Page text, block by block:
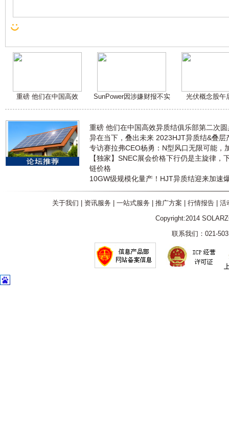
重磅 他们在中国高效 SunPower因涉嫌财报不实 光伏概念股午
重磅 他们在中国高效异质结俱乐部第二次
异在当下，叠出未来 2023HJT异质结&叠层
专访赛拉弗CEO杨勇：N型风口无限可能，
【独家】SNEC展会价格下行仍是主旋律，
链价格
10GW级规模化量产！HJT异质结迎来加速
关于我们 资讯服务 一站式服务 推广方案 行情报告| 活
Copyright:2014
联系我们：021-